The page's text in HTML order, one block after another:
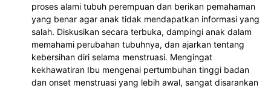
proses alami tubuh perempuan dan berikan pemahaman
yang benar agar anak tidak mendapatkan informasi yang
salah. Diskusikan secara terbuka, dampingi anak dalam
memahami perubahan tubuhnya, dan ajarkan tentang
kebersihan diri selama menstruasi. Mengingat
kekhawatiran Ibu mengenai pertumbuhan tinggi badan
dan onset menstruasi yang lebih awal, sangat disarankan